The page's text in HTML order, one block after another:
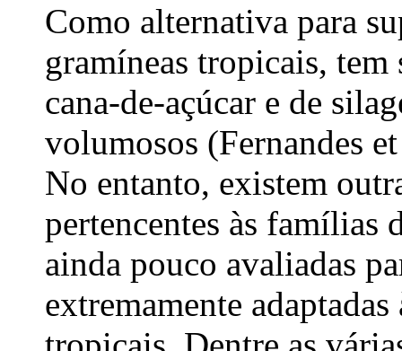
Como alternativa para
gramíneas tropicais,
cana-de-açúcar e de
volumosos (Fernandes
No entanto, existem
pertencentes às famílias
ainda pouco avaliadas
extremamente